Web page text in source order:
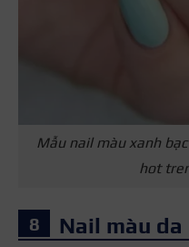
Mẫu nail màu xanh
hot
Nail màu da